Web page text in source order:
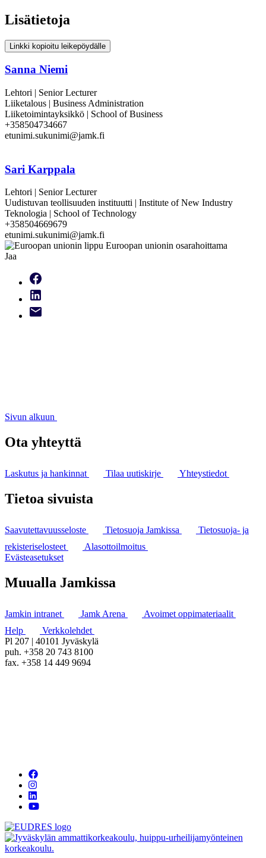
Lisätietoja
Linkki kopioitu leikepöydälle
Sanna Niemi
Lehtori | Senior Lecturer
Liiketalous | Business Administration
Liiketoimintayksikkö | School of Business
+358504734667
etunimi.sukunimi@jamk.fi
Sari Karppala
Lehtori | Senior Lecturer
Uudistuvan teollisuuden instituutti | Institute of New Industry
Teknologia | School of Technology
+358504669679
etunimi.sukunimi@jamk.fi
Jaa
Sivun alkuun
Ota yhteyttä
Laskutus ja hankinnat Tilaa uutiskirje Yhteystiedot
Tietoa sivuista
Saavutettavuusseloste Tietosuoja Jamkissa
Tietosuoja- ja
rekisteriselosteet
Alasottoilmoitus
Evästeasetukset
Muualla Jamkissa
Jamkin intranet Jamk Arena
Avoimet oppimateriaalit
Help
Verkkolehdet
Pl 207 | 40101 Jyväskylä
puh. +358 20 743 8100
fax. +358 14 449 9694